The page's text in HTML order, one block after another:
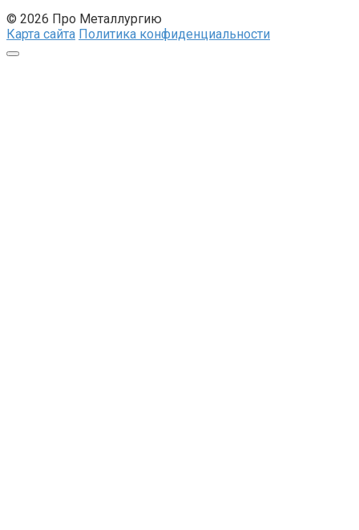
© 2026 Про Металлургию
Карта сайта Политика конфиденциальности